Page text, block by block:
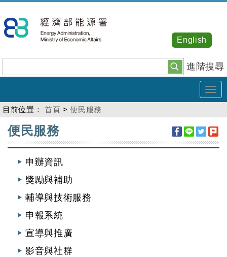
到
主
內
容
進階搜尋
English
目前位置： 首頁 >便民服務
:::
便民服務
申辦資訊
獎勵與補助
輔導與技術服務
申報系統
宣導與推廣
影音與社群